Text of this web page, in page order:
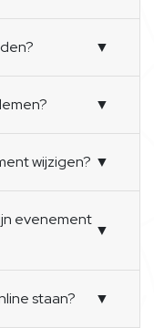
▼
▼
wijzigen? ▼
evenement
▼
staan? ▼